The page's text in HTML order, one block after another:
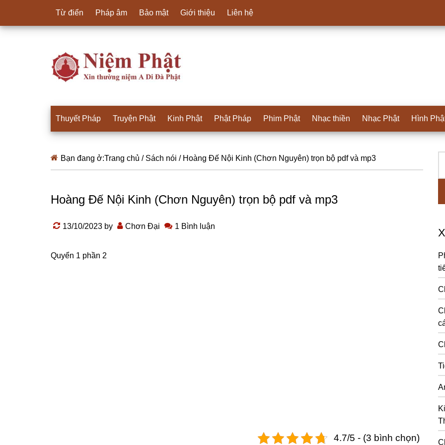
Từ điển Pháp âm Bảo mật Giới thiệu Liên hệ
Thuyết Pháp Truyện Phật Kinh Phật Phật Pháp Phim Phật Nhạc thiền Nhạc Phật Hình
Bạn đang ở:Trang chủ / Sách nói /Hoàng Đế Nội Kinh (Chơn Nguyên) trọn bộ pdf và mp3
Hoàng Đế Nội Kinh (Chơn Nguyên) trọn bộ pdf và mp3
13/10/2023 by Chơn Đại 1 Bình luận
Quyển 1 phần 2
4.7/5 - (3 bình chọn)